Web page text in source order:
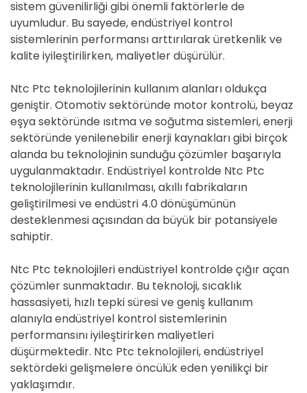
sistem güvenilirliği gibi önemli faktörlerle de
uyumludur. Bu sayede, endüstriyel kontrol
sistemlerinin performansı arttırılarak üretkenlik ve
kalite iyileştirilirken, maliyetler düşürülür.
Ntc Ptc teknolojilerinin kullanım alanları oldukça
geniştir. Otomotiv sektöründe motor kontrolü, beyaz
eşya sektöründe ısıtma ve soğutma sistemleri, enerji
sektöründe yenilenebilir enerji kaynakları gibi birçok
alanda bu teknolojinin sunduğu çözümler başarıyla
uygulanmaktadır. Endüstriyel kontrolde Ntc Ptc
teknolojilerinin kullanılması, akıllı fabrikaların
geliştirilmesi ve endüstri 4.0 dönüşümünün
desteklenmesi açısından da büyük bir potansiyele
sahiptir.
Ntc Ptc teknolojileri endüstriyel kontrolde çığır açan
çözümler sunmaktadır. Bu teknoloji, sıcaklık
hassasiyeti, hızlı tepki süresi ve geniş kullanım
alanıyla endüstriyel kontrol sistemlerinin
performansını iyileştirirken maliyetleri
düşürmektedir. Ntc Ptc teknolojileri, endüstriyel
sektördeki gelişmelere öncülük eden yenilikçi bir
yaklaşımdır.